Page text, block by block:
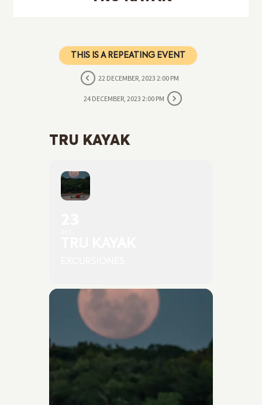
THIS IS A REPEATING EVENT
22 DECEMBER, 2023 2:00 PM
24 DECEMBER, 2023 2:00 PM
TRU KAYAK